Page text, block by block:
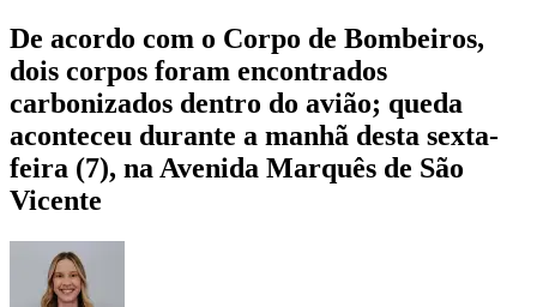
De acordo com o Corpo de Bombeiros,
dois corpos foram encontrados
carbonizados dentro do avião; queda
aconteceu durante a manhã desta sexta-
feira (7), na Avenida Marquês de São
Vicente